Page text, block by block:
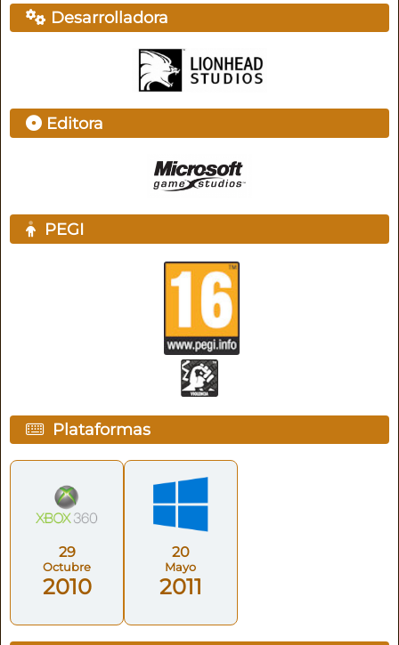
Desarrolladora
Editora
PEGI
Plataformas
29
Octubre
2010
20
Mayo
2011